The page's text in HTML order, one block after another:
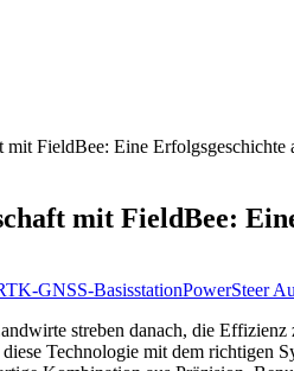
FieldBee: Eine Erfolgsgeschichte
mit FieldBee:
GNSS-BasisstationPowerSteer
streben danach, die
Technologie mit dem